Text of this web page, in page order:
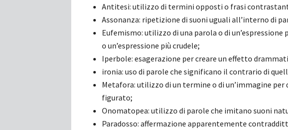
Antitesi: utilizzo di termini opposti o frasi
Assonanza: ripetizione di suoni uguali all’interno di
Eufemismo: utilizzo di una parola o di
o un’espressione più crudele;
Iperbole: esagerazione per creare un effetto
ironia: uso di parole che significano il contrario di
Metafora: utilizzo di un termine o di un’immagine per
figurato;
Onomatopea: utilizzo di parole che imitano suoni
Paradosso: affermazione apparentemente